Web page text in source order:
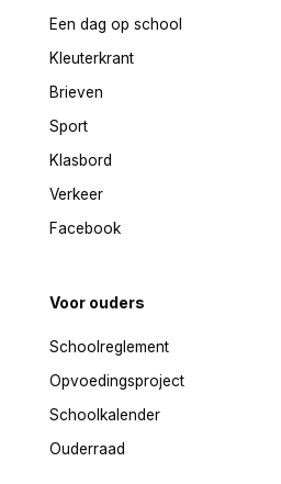
Een dag op school
Kleuterkrant
Brieven
Sport
Klasbord
Verkeer
Facebook
Voor ouders
Schoolreglement
Opvoedingsproject
Schoolkalender
Ouderraad